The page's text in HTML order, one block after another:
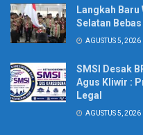
Langkah
Selatan
AGUSTUS 5, 2026
SMSI Desak
Agus Kliwir :
Legal
AGUSTUS 5, 2026